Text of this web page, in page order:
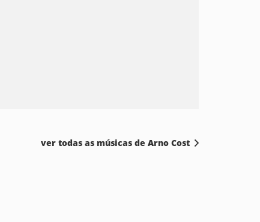
ver todas as músicas de Arno Cost